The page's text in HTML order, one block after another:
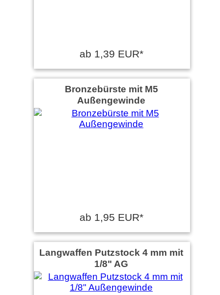
ab 1,39 EUR*
Bronzebürste mit M5
Außengewinde
ab 1,95 EUR*
Langwaffen Putzstock 4 mm mit
1/8" AG